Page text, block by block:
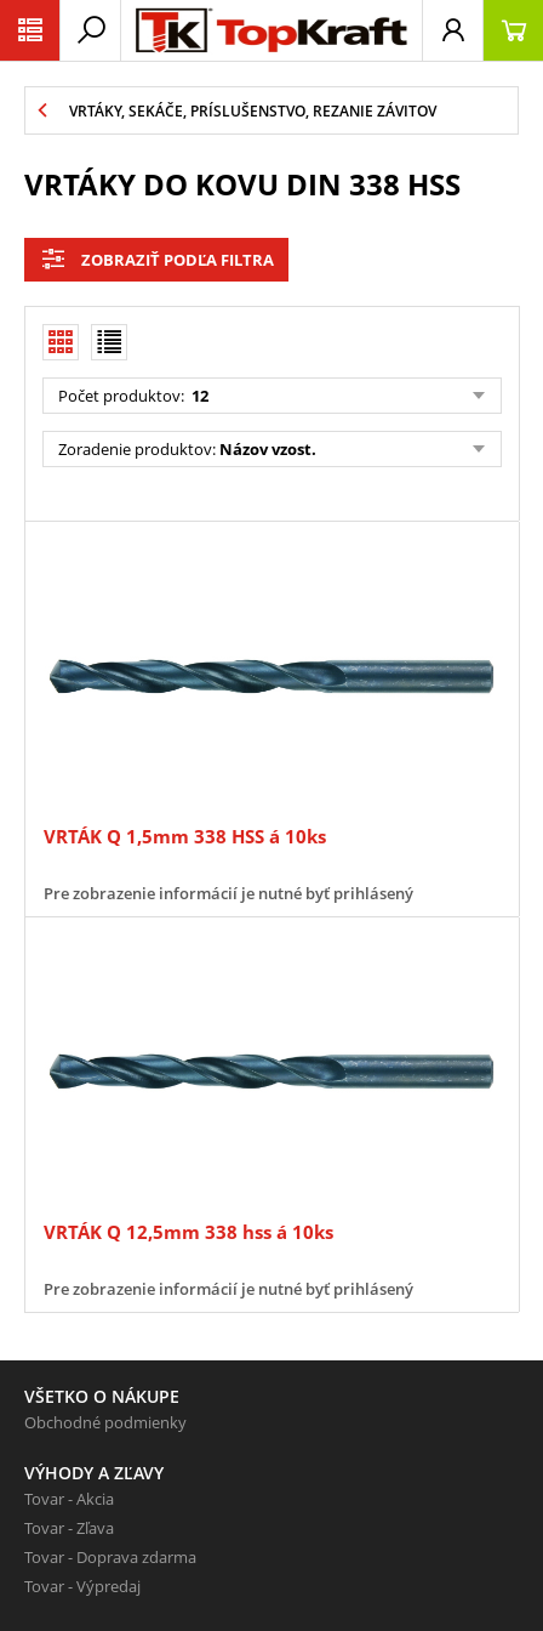
VRTÁKY, SEKÁČE, PRÍSLUŠENSTVO, REZANIE ZÁVITOV
VRTÁKY DO KOVU DIN 338 HSS
ZOBRAZIŤ PODĽA FILTRA
Počet produktov: 12
Zoradenie produktov: Názov vzost.
VRTÁK Q 1,5mm 338 HSS á 10ks
Pre zobrazenie informácií je nutné byť prihlásený
VRTÁK Q 12,5mm 338 hss á 10ks
Pre zobrazenie informácií je nutné byť prihlásený
VŠETKO O NÁKUPE
Obchodné podmienky
VÝHODY A ZĽAVY
Tovar - Akcia
Tovar - Zľava
Tovar - Doprava zdarma
Tovar - Výpredaj